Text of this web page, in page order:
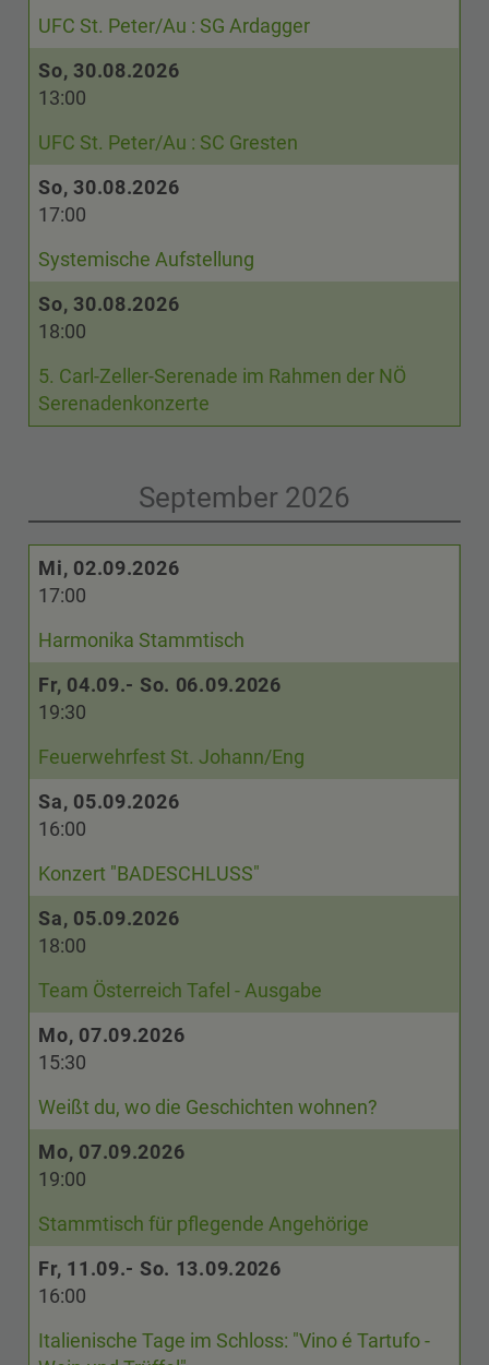
UFC St. Peter/Au : SG Ardagger
So, 30.08.2026
13:00
UFC St. Peter/Au : SC Gresten
So, 30.08.2026
17:00
Systemische Aufstellung
So, 30.08.2026
18:00
5. Carl-Zeller-Serenade im Rahmen der NÖ
Serenadenkonzerte
September 2026
Mi, 02.09.2026
17:00
Harmonika Stammtisch
Fr, 04.09.- So. 06.09.2026
19:30
Feuerwehrfest St. Johann/Eng
Sa, 05.09.2026
16:00
Konzert "BADESCHLUSS"
Sa, 05.09.2026
18:00
Team Österreich Tafel - Ausgabe
Mo, 07.09.2026
15:30
Weißt du, wo die Geschichten wohnen?
Mo, 07.09.2026
19:00
Stammtisch für pflegende Angehörige
Fr, 11.09.- So. 13.09.2026
16:00
Italienische Tage im Schloss: "Vino é Tartufo -